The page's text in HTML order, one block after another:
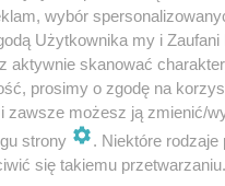
wybór
Użytkownika my i
aktywnie skanować
prosimy o zgodę na
zawsze możesz ją zmienić/
strony
. Niektóre
się takiemu